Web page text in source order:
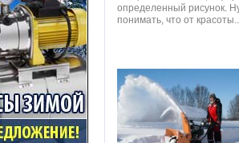
определенный рисунок.
понимать, что от